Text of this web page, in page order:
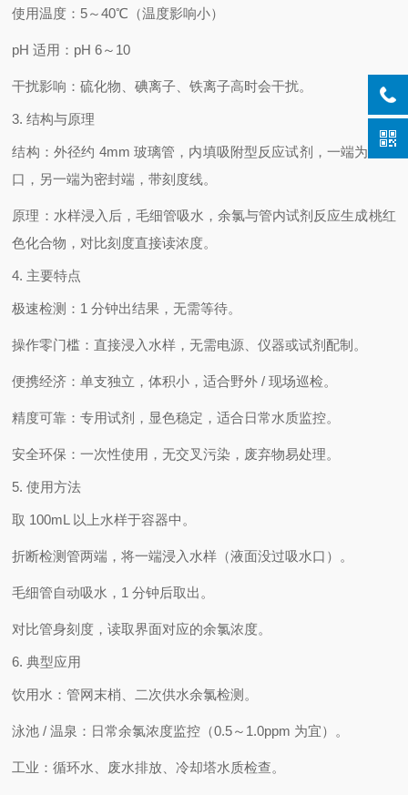
使用温度 ： 5～40℃ （温度影响小）
pH 适用 ：pH 6～10
干扰影响 ：硫化物、碘离子、铁离子高时会干扰。
3. 结构与原理
结构 ：外径约 4mm 玻璃管，内填吸附型反应试剂，一端为吸水
口，另一端为密封端，带刻度线。
原理 ：水样浸入后，毛细管吸水，余氯与管内试剂反应生成桃红
色化合物， 对比刻度直接读浓度。
4. 主要特点
极速检测 ：1 分钟出结果，无需等待。
操作零门槛 ：直接浸入水样，无需电源、仪器或试剂配制。
便携经济 ：单支独立，体积小，适合野外 / 现场巡检。
精度可靠 ：专用试剂，显色稳定，适合日常水质监控。
安全环保 ：一次性使用，无交叉污染，废弃物易处理。
5. 使用方法
取 100mL 以上水样于容器中。
折断检测管两端，将一端浸入水样 （液面没过吸水口）。
毛细管自动吸水， 1 分钟后取出。
对比管身刻度，读取界面对应的余氯浓度。
6. 典型应用
饮用水：管网末梢、二次供水余氯检测。
泳池 / 温泉：日常余氯浓度监控（0.5～1.0ppm 为宜）。
工业：循环水、废水排放、冷却塔水质检查。